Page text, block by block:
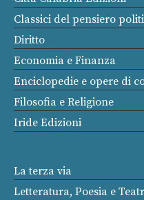
Classici del pensiero
Diritto
Economia e Finanza
Enciclopedie e opere di
Filosofia e Religione
Iride Edizioni
La terza via
Letteratura, Poesia e